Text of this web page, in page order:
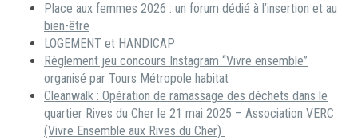
Place aux femmes 2026 : un forum dédié à l’insertion et au
bien-être
LOGEMENT et HANDICAP
Règlement jeu concours Instagram “Vivre ensemble”
organisé par Tours Métropole habitat
Cleanwalk : Opération de ramassage des déchets dans le
quartier Rives du Cher le 21 mai 2025 – Association VERC
(Vivre Ensemble aux Rives du Cher)